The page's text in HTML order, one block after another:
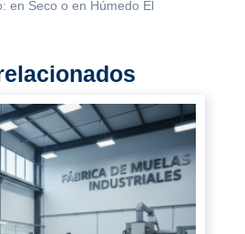
en Seco o en Húmedo El